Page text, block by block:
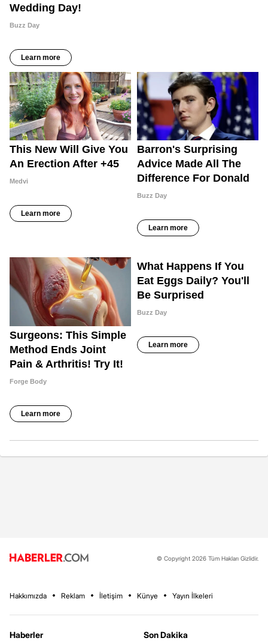
© Copyright 2026 Tüm Hakları Gizlidir.
Hakkımızda Reklam İletişim Künye Yayın İlkeleri
Haberler
Son Dakika